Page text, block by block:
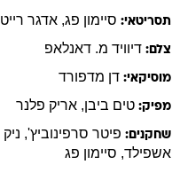
תסריטאי: סיימון פג, אדגר רייט
צלם: דיוויד מ. דאנלאפ
מוסיקאי: דן מדפורד
מפיק: טים ביבן, אריק פלנר
שחקנים: פיטר סרפינוביץ', ניק
אשפילד, סיימון פג